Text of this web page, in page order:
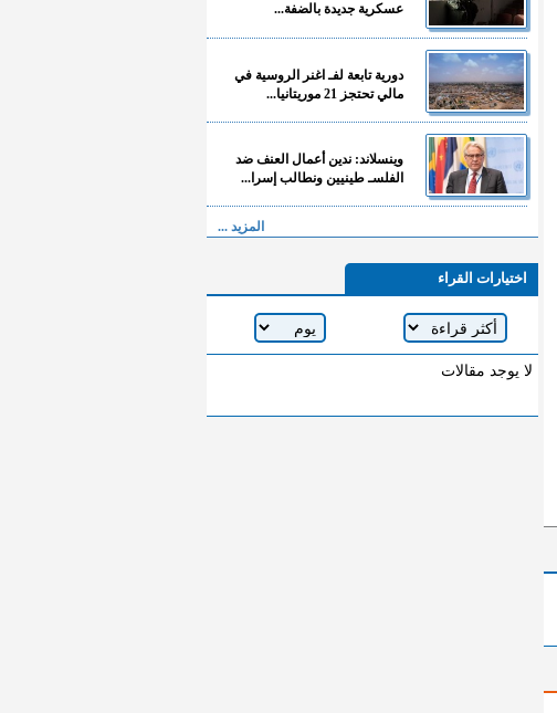
عسكرية جديدة بالضفة...
دورية تابعة لفـ اغنر الروسية في
مالي تحتجز 21 موريتانيا...
وينسلاند: ندين أعمال العنف ضد
الفلسـ طينيين ونطالب إسرا...
المزيد ...
اختيارات القراء
لا يوجد مقالات